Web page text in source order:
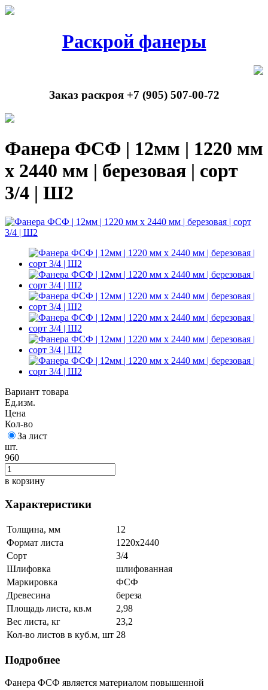
Раскрой фанеры
Заказ раскроя +7 (905) 507-00-72
Фанера ФСФ | 12мм | 1220 мм
х 2440 мм | березовая | сорт
3/4 | Ш2
Вариант товара
Ед.изм.
Цена
Кол-во
За лист
шт.
960
в корзину
Характеристики
Толщина, мм
12
Формат листа
1220х2440
Сорт
3/4
Шлифовка
шлифованная
Маркировка
ФСФ
Древесина
береза
Площадь листа, кв.м
2,98
Вес листа, кг
23,2
Кол-во листов в куб.м, шт 28
Подробнее
Фанера ФСФ является материалом повышенной